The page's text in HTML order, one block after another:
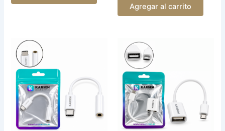
Agregar al carrito
ADAPTADOR
TIPO
A
PLUG
3.5
KARSEN
cantidad
ADAPTADOR
OTG
TIPO
V8
USB
KARSEN
6128
cantidad